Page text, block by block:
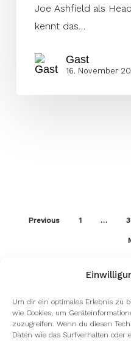
Um dir ein optimales Erlebnis zu
wie Cookies, um
zuzugreifen. Wenn du diesen
Daten wie das Surfverhalten oder
Joe Ashfield als
kennt das…
Gast
16. November
Previous 1 …